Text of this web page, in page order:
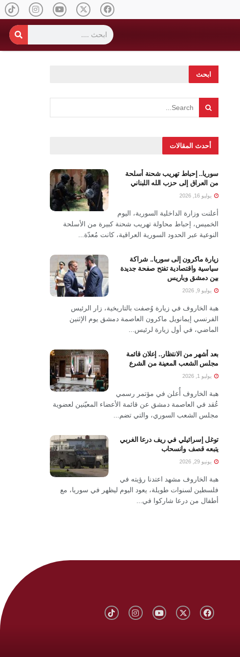
ابحث
أحدث المقالات
سوريا.. إحباط تهريب شحنة أسلحة
من العراق إلى حزب الله اللبناني
يوليو 16, 2026
أعلنت وزارة الداخلية السورية، اليوم
الخميس، إحباط محاولة تهريب شحنة كبيرة من الأسلحة
النوعية عبر الحدود السورية العراقية، كانت مُعدّة...
زيارة ماكرون إلى سوريا.. شراكة
سياسية واقتصادية تفتح صفحة جديدة
بين دمشق وباريس
يوليو 9, 2026
هبة الخاروف في زيارة وُصفت بالتاريخية، زار الرئيس
الفرنسي إيمانويل ماكرون العاصمة دمشق يوم الإثنين
الماضي، في أول زيارة لرئيس...
بعد أشهر من الانتظار.. إعلان قائمة
مجلس الشعب المعينة من الشرع
يوليو 1, 2026
هبة الخاروف أُعلن في مؤتمر رسمي
عُقد في العاصمة دمشق عن قائمة الأعضاء المعيّنين لعضوية
مجلس الشعب السوري، والتي تضم...
توغل إسرائيلي في ريف درعا الغربي
يتبعه قصف وانسحاب
يونيو 29, 2026
هبة الخاروف مشهد اعتدنا رؤيته في
فلسطين لسنوات طويلة، يعود اليوم ليظهر في سوريا، مع
أطفال من درعا شاركوا في...